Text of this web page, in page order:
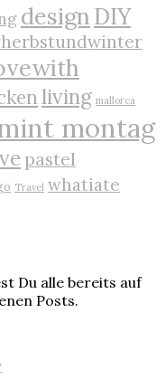
designDIY
living mallorca
montag
pastel
Travel whatiate
Du alle bereits auf
Posts.